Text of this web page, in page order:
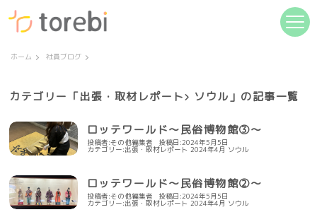
ホーム 社員ブログ
カテゴリー「出張・取材レポート ソウル」の記事一覧
ロッテワールド～民俗博物館③～
投稿者:その他編集者 投稿日:2024年5月5日
カテゴリー:出張・取材レポート 2024年4月 ソウル
ロッテワールド～民俗博物館②～
投稿者:その他編集者 投稿日:2024年5月5日
カテゴリー:出張・取材レポート 2024年4月 ソウル